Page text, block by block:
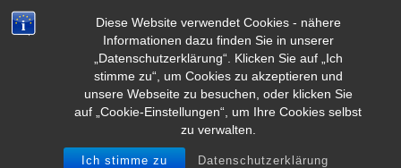
Diese Website verwendet Cookies - nähere
Informationen dazu finden Sie in unserer
„Datenschutzerklärung“. Klicken Sie auf „Ich
stimme zu“, um Cookies zu akzeptieren und
unsere Webseite zu besuchen, oder klicken Sie
auf „Cookie-Einstellungen“, um Ihre Cookies selbst
zu verwalten.
Ich stimme zu Datenschutzerklärung
SCHLAGWORT-ARCHIVE:HÖREN